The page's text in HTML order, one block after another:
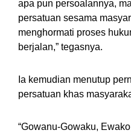
apa pun persoalannya,
persatuan sesama
menghormati proses
berjalan,” tegasnya.
Ia kemudian menutup
persatuan khas
“Gowanu-Gowaku,